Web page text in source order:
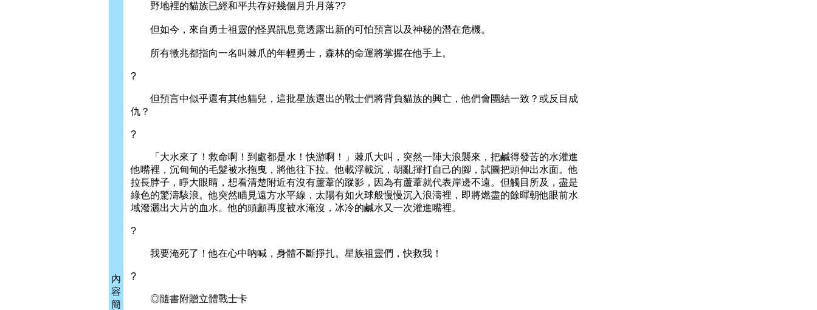
內
容
簡
野地裡的貓族已經和平共存好幾個月升月落??
但如今，來自勇士祖靈的怪異訊息竟透露出新的可怕預言以及神秘的潛在危機。
所有徵兆都指向一名叫棘爪的年輕勇士，森林的命運將掌握在他手上。
?
但預言中似乎還有其他貓兒，這批星族選出的戰士們將背負貓族的興亡，他們會團結一致？或反目成
仇？
?
「大水來了！救命啊！到處都是水！快游啊！」棘爪大叫，突然一陣大浪襲來，把鹹得發苦的水灌進
他嘴裡，沉甸甸的毛髮被水拖曳，將他往下拉。他載浮載沉，胡亂揮打自己的腳，試圖把頭伸出水面。他
拉長脖子，睜大眼睛，想看清楚附近有沒有蘆葦的蹤影，因為有蘆葦就代表岸邊不遠。但觸目所及，盡是
綠色的驚濤駭浪。他突然瞄見遠方水平線，太陽有如火球般慢慢沉入浪濤裡，即將燃盡的餘暉朝他眼前水
域潑灑出大片的血水。他的頭顱再度被水淹沒，冰冷的鹹水又一次灌進嘴裡。
?
我要淹死了！他在心中吶喊，身體不斷掙扎。星族祖靈們，快救我！
?
◎隨書附贈立體戰士卡